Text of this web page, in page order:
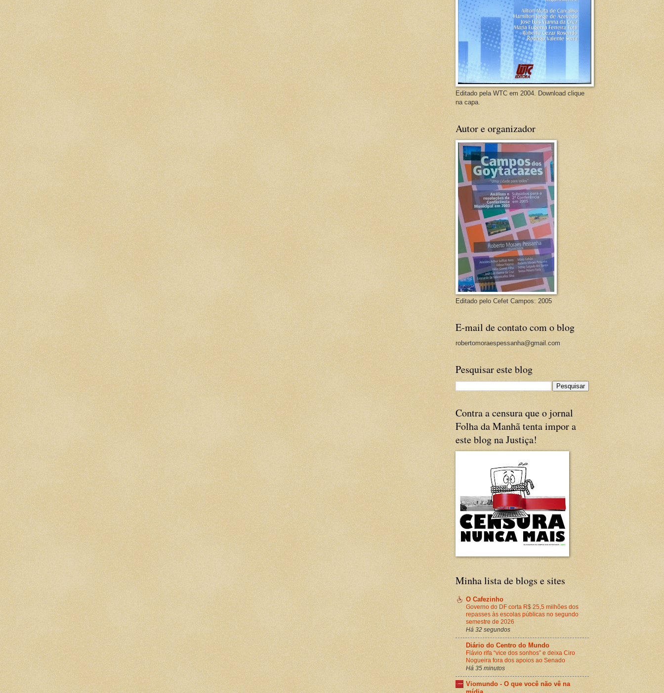
Editado pela WTC em 2004. Download clique
na capa.
Autor e organizador
Editado pelo Cefet Campos: 2005
E-mail de contato com o blog
robertomoraespessanha@gmail.com
Pesquisar este blog
Contra a censura que o jornal
Folha da Manhã tenta impor a
este blog na Justiça!
Minha lista de blogs e sites
O Cafezinho
Governo do DF corta R$ 25,5 milhões dos
repasses às escolas públicas no segundo
semestre de 2026
Há 32 segundos
Diário do Centro do Mundo
Flávio rifa “vice dos sonhos” e deixa Ciro
Nogueira fora dos apoios ao Senado
Há 35 minutos
Viomundo - O que você não vê na
mídia